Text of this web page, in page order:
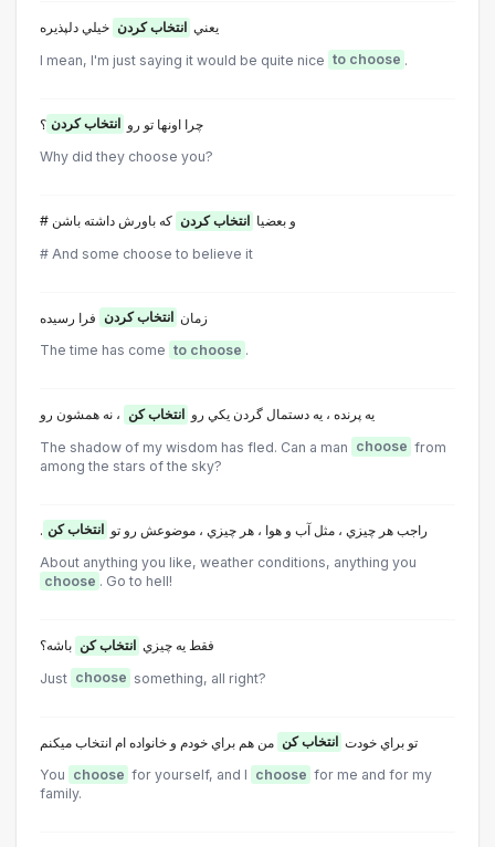
يعني انتخاب کردن خيلي دلپذيره
I mean, I'm just saying it would be quite nice to choose .
چرا اونها تو رو انتخاب کردن ؟
Why did they choose you?
# و بعضيا انتخاب کردن که باورش داشته باشن
# And some choose to believe it
زمان انتخاب کردن فرا رسيده
The time has come to choose .
يه پرنده ، يه دستمال گردن يکي رو انتخاب کن ، نه همشون رو
The shadow of my wisdom has fled. Can a man choose from
among the stars of the sky?
.راجب هر چيزي ، مثل آب و هوا ، هر چيزي ، موضوعش رو تو
انتخاب کن
About anything you like, weather conditions, anything you
choose . Go to hell!
فقط يه چيزي انتخاب کن باشه؟
Just choose something, all right?
تو براي خودت انتخاب کن من هم براي خودم و خانواده ام انتخاب ميکنم
You choose for yourself, and l choose for me and for my
family.